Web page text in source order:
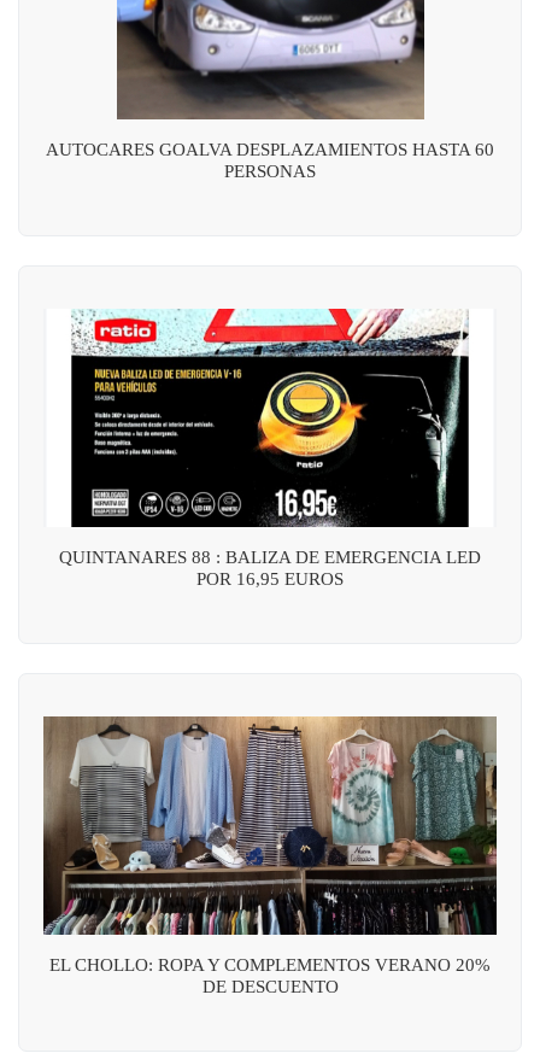
AUTOCARES GOALVA DESPLAZAMIENTOS HASTA 60
PERSONAS
QUINTANARES 88 : BALIZA DE EMERGENCIA LED
POR 16,95 EUROS
EL CHOLLO: ROPA Y COMPLEMENTOS VERANO 20%
DE DESCUENTO